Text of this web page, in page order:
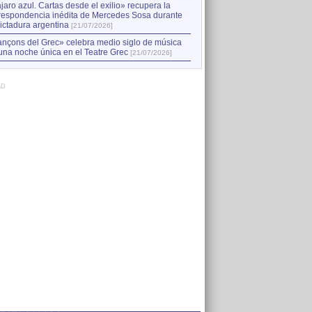
azul. Cartas desde el exilio» recupera la
inédita de Mercedes Sosa durante
argentina [21/07/2026]
del Grec» celebra medio siglo de música
noche única en el Teatre Grec [21/07/2026]